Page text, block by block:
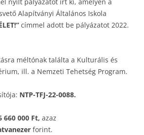
nyílt pályázatot írt ki, amelyen a
Alapítványi Általános Iskola
címmel adott be pályázatot 2022.
méltónak találta a Kulturális és
ill. a Nemzeti Tehetség Program.
NTP-TFJ-22-0088.
660 000 Ft, azaz
forint.